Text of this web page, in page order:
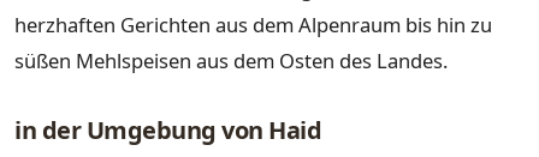
herzhaften Gerichten aus dem Alpenraum bis hin zu
süßen Mehlspeisen aus dem Osten des Landes.
in der Umgebung von Haid